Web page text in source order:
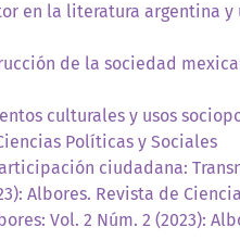
en la literatura argentina y
de la sociedad
culturales y usos
Políticas y Sociales
ciudadana:
Albores. Revista de
Vol. 2 Núm. 2 (2023):